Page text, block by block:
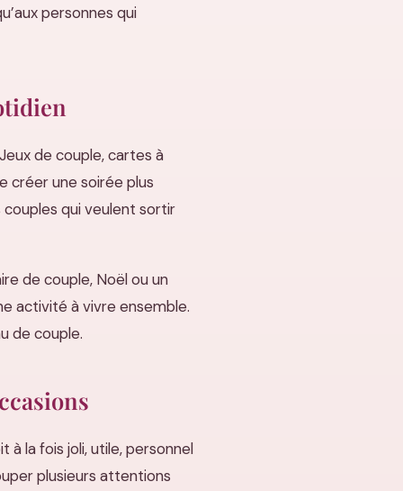
personnes qui
de couple, cartes à
créer une soirée plus
qui veulent sortir
de couple, Noël ou un
activité à vivre ensemble.
de couple.
la fois joli, utile, personnel
plusieurs attentions